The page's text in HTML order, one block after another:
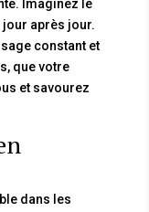
Imaginez le
après jour.
constant et
que votre
et savourez
dans les